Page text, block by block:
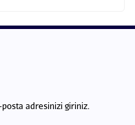
adresinizi giriniz.